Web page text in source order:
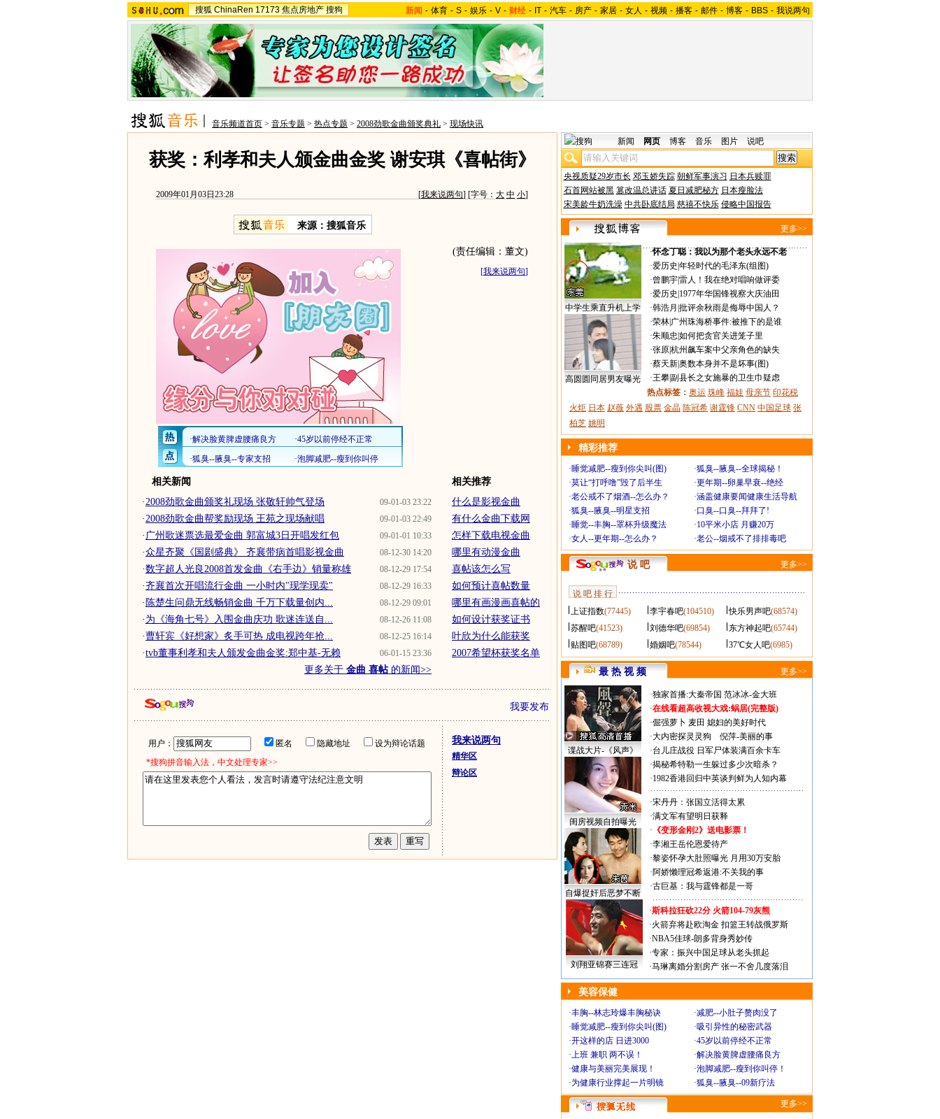
搜狐 ChinaRen 17173 焦点房地产 搜狗 新闻 - 体育 - S - 娱乐 - V - 财经 - IT - 汽车 - 房产 - 家居 - 女人 - 视频 - 播客 - 邮件 - 博客 - BBS - 我说两句
音乐频道首页 > 音乐专题 > 热点专题 > 2008劲歌金曲颁奖典礼 > 现场快讯
获奖：利孝和夫人颁金曲金奖 谢安琪《喜帖街》
2009年01月03日23:28 [我来说两句] [字号： 大 中 小]
来源：搜狐音乐
(责任编辑：董文)
[我来说两句]
相关新闻
09-01-03 23:22
·2008劲歌金曲颁奖礼现场 张敬轩帅气登场
09-01-03 22:49
·2008劲歌金曲帮奖励现场 王苑之现场献唱
09-01-01 10:33
· 广州歌迷票选最爱金曲 郭富城3日开唱发红包
08-12-30 14:20
·众星齐聚《国剧盛典》 齐襄带病首唱影视金曲
08-12-29 17:54
·数字超人光良2008首发金曲《右手边》销量称雄
08-12-29 16:33
·齐襄首次开唱流行金曲 一小时内"现学现卖"
08-12-29 09:01
· 陈楚生问鼎无线畅销金曲 千万下载量创内...
08-12-26 11:08
· 为《海角七号》入围金曲庆功 歌迷连送自...
08-12-25 16:14
·曹轩宾《好想家》炙手可热 成电视跨年抢...
06-01-15 23:36
·tvb董事利孝和夫人颁发金曲金奖:郑中基-无赖
更多关于 金曲 喜帖的新闻>>
相关推荐
什么是影视金曲
有什么金曲下载网
怎样下载电视金曲
哪里有动漫金曲
喜帖该怎么写
如何预计喜帖数量
哪里有画漫画喜帖的
如何设计获奖证书
叶欣为什么能获奖
2007希望杯获奖名单
我要发布
用户： 匿名 隐藏地址
设为辩论话题
*搜狗拼音输入法，中文处理专家>>
我来说两句
精华区
辩论区
新闻 网页 博客 音乐 图片 说吧
央视质疑29岁市长 邓玉娇失踪 朝鲜军事演习 日本兵赎罪
石首网站被黑 篡改温总讲话 夏日减肥秘方 日本瘦脸法
宋美龄牛奶洗澡 中共卧底结局 慈禧不快乐 侵略中国报告
更多>>
中学生乘直升机上学
高圆圆同居男友曝光
·怀念丁聪：我以为那个老头永远不老
·爱历史 年轻时代的毛泽东(组图)
·曾鹏宇|雷人！我在绝对唱响做评委
·爱历史 1977年华国锋视察大庆油田
·韩浩月 批评余秋雨是侮辱中国人？
·荣林| 广州珠海桥事件:被推下的是谁
·朱顺忠 如何把贪官关进笼子里
·张原|杭州飙车案中父亲角色的缺失
·蔡天新|奥数本身并不是坏事(图)
·王攀|副县长之女施暴的卫生巾疑虑
热点标签： 奥运 珠峰 福娃 母亲节 印花税
火炬 日本 赵薇 外遇 股票 金晶 陈冠希 谢霆锋 CNN 中国足球 张
柏芝 姚明
精彩推荐
·睡觉减肥--瘦到你尖叫(图) ·狐臭--腋臭--全球揭秘！
·莫让“打呼噜”毁了后半生 ·更年期--卵巢早衰--绝经
·老公戒不了烟酒--怎么办？ ·涵盖健康要闻健康生活导航
·狐臭--腋臭--明星支招 ·口臭--口臭--拜拜了!
·睡觉--丰胸--罩杯升级魔法 ·10平米小店 月赚20万
·女人--更年期--怎么办？ ·老公--烟戒不了排排毒吧
说 吧 更多>>
说 吧 排 行
上证指数(77445) 李宇春吧(104510) 快乐男声吧(68574)
苏醒吧(41523) 刘德华吧(69854) 东方神起吧(65744)
贴图吧(68789) 婚姻吧(78544) 37℃女人吧(6985)
最 热 视 频 更多>>
谍战大片-《风声》
闺房视频自拍曝光
自爆捉奸后恶梦不断
·独家首播:大秦帝国 范冰冰-金大班
·在线看超高收视大戏:蜗居(完整版)
·倔强萝卜 麦田 媳妇的美好时代
·大内密探灵灵狗
倪萍-美丽的事
·台儿庄战役 日军尸体装满百余卡车
·揭秘希特勒一生躲过多少次暗杀？
·1982香港回归中英谈判鲜为人知内幕
·宋丹丹：张国立活得太累
·满文军有望明日获释
· 《变形金刚2》送电影票！
·李湘王岳伦恩爱待产
·黎姿怀孕大肚照曝光 月用30万安胎
·阿娇懒理冠希返港:不关我的事
·古巨基：我与霆锋都是一哥
刘翔亚锦赛三连冠
·斯科拉狂砍22分 火箭104-79灰熊
·火箭弃将赴欧淘金 扣篮王转战俄罗斯
·NBA5佳球-朗多背身秀妙传
·专家：振兴中国足球从老头抓起
·马琳离婚分割房产 张一不舍几度落泪
美容保健
·丰胸--林志玲爆丰胸秘诀 ·减肥--小肚子赘肉没了
·睡觉减肥--瘦到你尖叫(图) ·吸引异性的秘密武器
·开这样的店 日进3000 ·45岁以前停经不正常
·上班 兼职 两不误！ ·解决脸黄脾虚腰痛良方
·健康与美丽完美展现！ ·泡脚减肥--瘦到你叫停！
·为健康行业撑起一片明镜 ·狐臭--腋臭--09新疗法
更多>>